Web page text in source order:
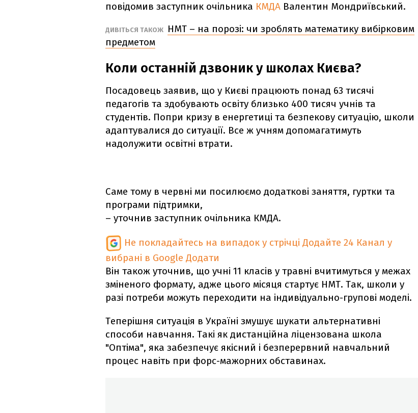
повідомив заступник очільника КМДА Валентин Мондриївський.
ДИВІТЬСЯ ТАКОЖ
НМТ – на порозі: чи зроблять математику вибірковим
предметом
Коли останній дзвоник у школах Києва?
Посадовець заявив, що у Києві працюють понад 63 тисячі
педагогів та здобувають освіту близько 400 тисяч учнів та
студентів. Попри кризу в енергетиці та безпекову ситуацію, школи
адаптувалися до ситуації. Все ж учням допомагатимуть
надолужити освітні втрати.
Саме тому в червні ми посилюємо додаткові заняття, гуртки та
програми підтримки,
– уточнив заступник очільника КМДА.
Не покладайтесь на випадок у стрічці Додайте 24 Канал у
вибрані в Google Додати
Він також уточнив, що учні 11 класів у травні вчитимуться у межах
зміненого формату, адже цього місяця стартує НМТ. Так, школи у
разі потреби можуть переходити на індивідуально-групові моделі.
Теперішня ситуація в Україні змушує шукати альтернативні
способи навчання. Такі як дистанційна ліцензована школа
"Оптіма", яка забезпечує якісний і безперервний навчальний
процес навіть при форс-мажорних обставинах.